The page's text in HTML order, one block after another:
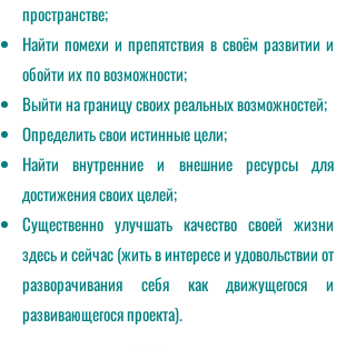
пространстве;
Найти помехи и препятствия в своём развитии и
обойти их по возможности;
Выйти на границу своих реальных возможностей;
Определить свои истинные цели;
Найти внутренние и внешние ресурсы для
достижения своих целей;
Существенно улучшать качество своей жизни
здесь и сейчас (жить в интересе и удовольствии от
разворачивания себя как движущегося и
развивающегося проекта).